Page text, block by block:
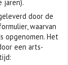
jaren).
door de
waarvan
opgenomen. Het
een arts-